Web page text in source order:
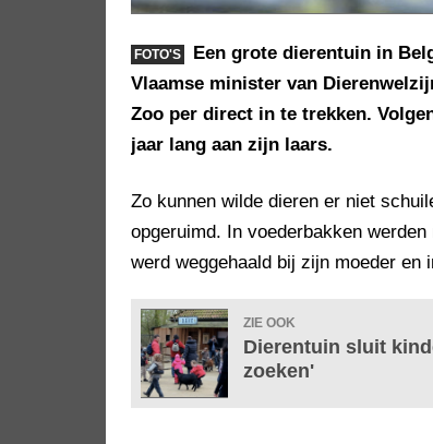
FOTO'S
Een grote dierentuin in
Vlaamse minister van
Zoo per direct in te trekken.
jaar lang aan zijn laars.
Zo kunnen wilde dieren er niet
opgeruimd. In voederbakken
werd weggehaald bij zijn moeder en
ZIE OOK
Dierentuin sluit
zoeken'